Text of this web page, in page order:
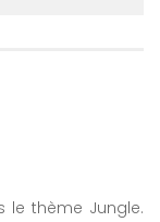
le thème Jungle.